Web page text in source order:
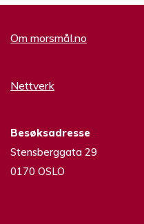
Om morsmål.no
Nettverk
Besøksadresse
Stensberggata 29
0170 OSLO